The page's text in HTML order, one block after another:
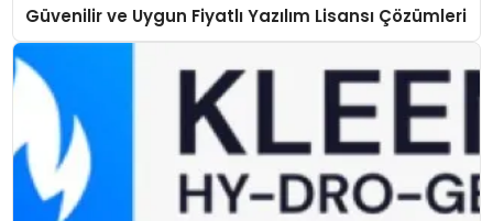
Güvenilir ve Uygun Fiyatlı Yazılım Lisansı Çözümleri